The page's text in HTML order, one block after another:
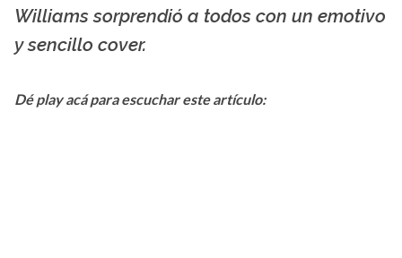
Facebook Hayley Williams.
Williams sorprendió a todos con un emotivo
y sencillo cover.
Dé play acá para escuchar este artículo: